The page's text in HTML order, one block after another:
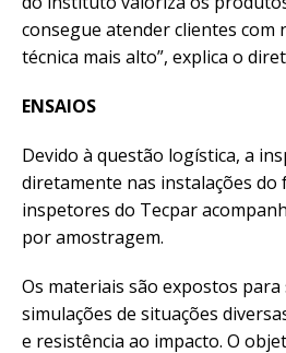
consegue atender clientes com
técnica mais alto”, explica o
ENSAIOS
Devido à questão logística, a
diretamente nas instalações do
inspetores do Tecpar
por amostragem.
Os materiais são expostos para
simulações de situações
e resistência ao impacto. O